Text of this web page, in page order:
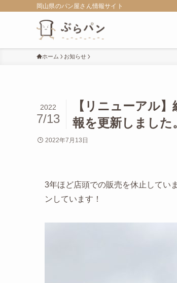
岡山県のパン屋さん情報サイト
ホーム お知らせ
【リニューアル
報を更新しました
2022
7/13
2022年7月13日
3年ほど店頭での販売を休止してい
ンしています！